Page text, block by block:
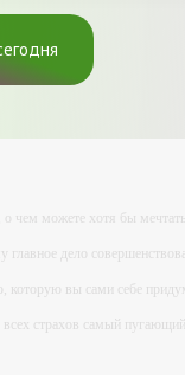
о чем можете хотя бы
дело
которую вы сами себе
страхов самый